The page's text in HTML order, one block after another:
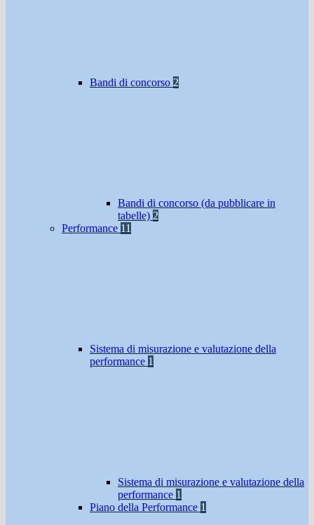
Bandi di concorso 2
Bandi di concorso (da pubblicare in
tabelle) 2
Performance 11
Sistema di misurazione e valutazione della
performance 1
Sistema di misurazione e valutazione della
performance 1
Piano della Performance 1